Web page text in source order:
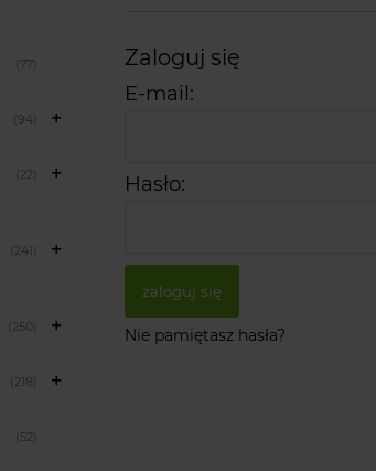
(77)
(94)
(22)
(241)
(250)
(218)
(52)
Zaloguj się
E-mail:
Hasło:
zaloguj się
Nie pamiętasz hasła?